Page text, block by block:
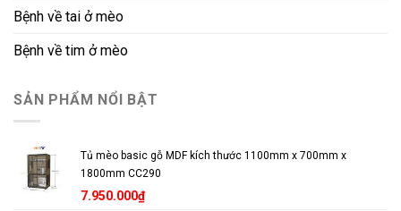
Bệnh về tai ở mèo
Bệnh về tim ở mèo
SẢN PHẨM NỔI BẬT
Tủ mèo basic gỗ MDF kích thước 1100mm x 700mm x
1800mm CC290
7.950.000₫